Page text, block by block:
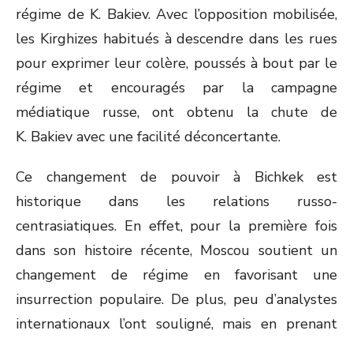
régime de K. Bakiev. Avec l’opposition mobilisée,
les Kirghizes habitués à descendre dans les rues
pour exprimer leur colère, poussés à bout par le
régime et encouragés par la campagne
médiatique russe, ont obtenu la chute de
K. Bakiev avec une facilité déconcertante.
Ce changement de pouvoir à Bichkek est
historique dans les relations russo-
centrasiatiques. En effet, pour la première fois
dans son histoire récente, Moscou soutient un
changement de régime en favorisant une
insurrection populaire. De plus, peu d’analystes
internationaux l’ont souligné, mais en prenant